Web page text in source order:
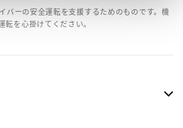
バーの安全運転を支援するためのものです。機
転を心掛けてください。